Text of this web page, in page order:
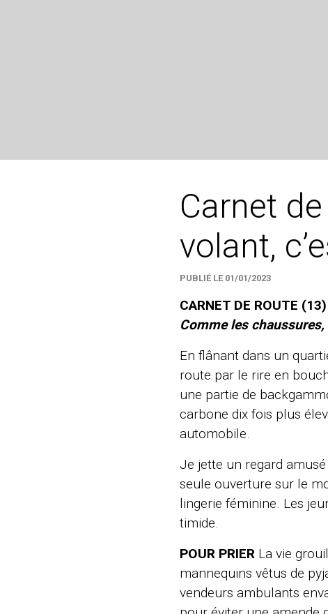
Carnet
volant,
PUBLIÉ LE 01/01/2023
CARNET DE ROUTE
Comme les
En flânant dans un
route par le rire en
une partie de
carbone dix fois plus
automobile.
Je jette un regard
seule ouverture sur le
lingerie féminine. Les
timide.
POUR PRIER La vie
mannequins vêtus de
vendeurs ambulants